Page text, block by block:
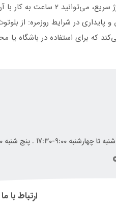
که برای استفاده در باشگاه
17:30 . پنج شنبه 9:00-14:00
ارتباط با ما